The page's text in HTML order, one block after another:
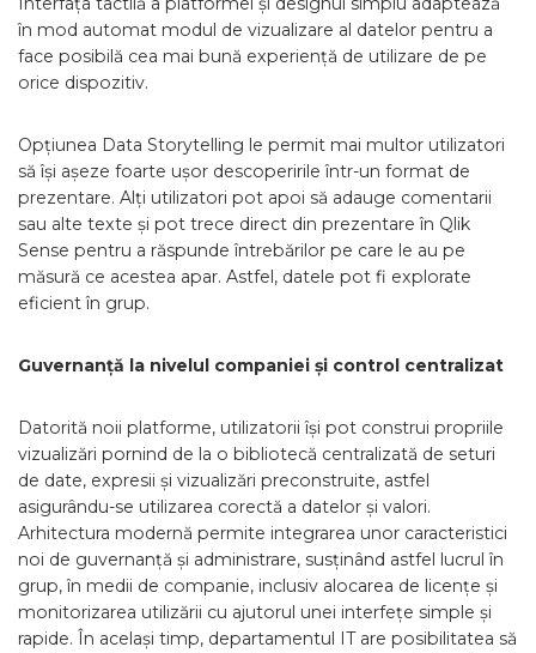
în mod automat modul de vizualizare al datelor pentru a
face posibilă cea mai bună experiență de utilizare de pe
orice dispozitiv.
Opțiunea Data Storytelling le permit mai multor utilizatori
să își așeze foarte ușor descoperirile într-un format de
prezentare. Alți utilizatori pot apoi să adauge comentarii
sau alte texte și pot trece direct din prezentare în Qlik
Sense pentru a răspunde întrebărilor pe care le au pe
măsură ce acestea apar. Astfel, datele pot fi explorate
eficient în grup.
Guvernanță la nivelul companiei și control centralizat
Datorită noii platforme, utilizatorii își pot construi propriile
vizualizări pornind de la o bibliotecă centralizată de seturi
de date, expresii și vizualizări preconstruite, astfel
asigurându-se utilizarea corectă a datelor și valori.
Arhitectura modernă permite integrarea unor caracteristici
noi de guvernanță și administrare, susținând astfel lucrul în
grup, în medii de companie, inclusiv alocarea de licențe și
monitorizarea utilizării cu ajutorul unei interfețe simple și
rapide. În același timp, departamentul IT are posibilitatea să